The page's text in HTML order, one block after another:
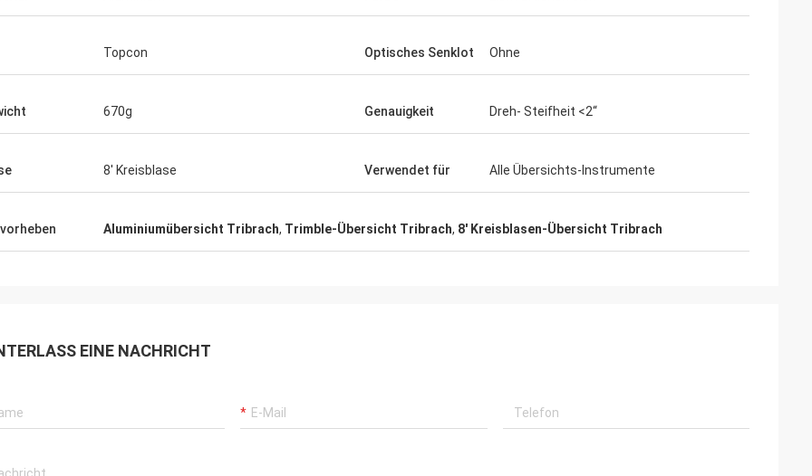
Topcon Optisches Senklot Ohne
670g Genauigkeit Dreh- Steifheit <2“
8' Kreisblase Verwendet für Alle Übersichts-Instrumente
Aluminiumübersicht Tribrach, Trimble-Übersicht Tribrach, 8' Kreisblasen-Übersicht Tribrach
EINE NACHRICHT